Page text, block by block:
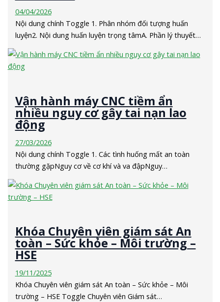
04/04/2026
Nội dung chính Toggle 1. Phân nhóm đối tượng huấn
luyện2. Nội dung huấn luyện trọng tâmA. Phần lý thuyết…
Vận hành máy CNC tiềm ẩn
nhiều nguy cơ gây tai nạn lao
động
27/03/2026
Nội dung chính Toggle 1. Các tình huống mất an toàn
thường gặpNguy cơ về cơ khí và va đậpNguy…
Khóa Chuyên viên giám sát An
toàn – Sức khỏe – Môi trường –
HSE
19/11/2025
Khóa Chuyên viên giám sát An toàn – Sức khỏe – Môi
trường – HSE Toggle Chuyên viên Giám sát…